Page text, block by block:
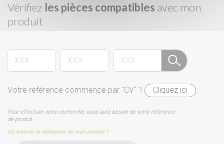
Vérifiez les pièces compatibles avec mon
produit
Votre référence commence par "CV" ? Cliquez ici
Pour effectuer votre recherche, vous avez besoin de votre référence
de produit
Où trouver la référence de mon produit ?